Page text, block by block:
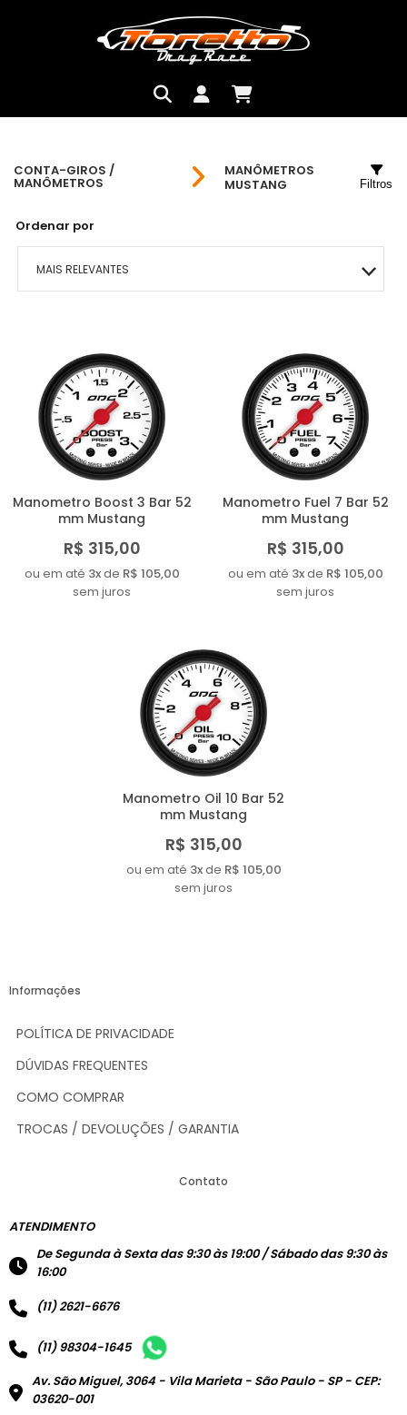
CONTA-GIROS /
MANÔMETROS
MANÔMETROS
MUSTANG
Ordenar por
MAIS RELEVANTES
MENOR PREÇO
MAIOR PREÇO
A - Z
Filtros
Manometro Boost 3 Bar 52
mm Mustang
R$ 315,00
ou em até 3xde R$ 105,00
sem juros
Manometro Fuel 7 Bar 52
mm Mustang
R$ 315,00
ou em até 3xde R$ 105,00
sem juros
Manometro Oil 10 Bar 52
mm Mustang
R$ 315,00
ou em até 3xde R$ 105,00
sem juros
Informações
POLÍTICA DE PRIVACIDADE
DÚVIDAS FREQUENTES
COMO COMPRAR
TROCAS / DEVOLUÇÕES / GARANTIA
Contato
ATENDIMENTO
De Segunda à Sexta das 9:30 às 19:00 / Sábado das 9:30 às
16:00
(11) 2621-6676
(11) 98304-1645
Av. São Miguel, 3064 - Vila Marieta - São Paulo - SP - CEP:
03620-001